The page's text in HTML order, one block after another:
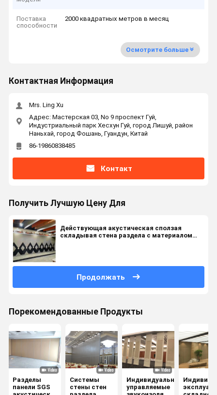
Поставка
способности
2000 квадратных метров в месяц
Осмотрите больше
Контактная Информация
Mrs. Ling Xu
Адрес: Мастерская 03, No 9 проспект Гуй,
Индустриальный парк Хесхун Гуй, город Лишуй, район
Наньхай, город Фошань, Гуандун, Китай
86-19860838485
Контакт
Получить Лучшую Цену Для
Действующая акустическая сползая
складывая стена раздела с материалом
Продолжать
Порекомендованные Продукты
Разделы
панели SGS
Системы
стены стен
Индивидуально
управляемые